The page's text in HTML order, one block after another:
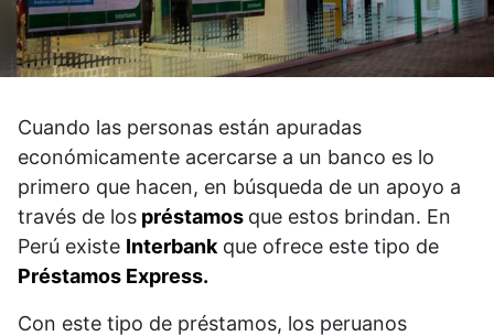
Cuando las personas están apuradas
económicamente acercarse a un banco es lo
primero que hacen, en búsqueda de un apoyo a
través de los préstamos que estos brindan. En
Perú existe Interbank que ofrece este tipo de
Préstamos Express.
Con este tipo de préstamos, los peruanos